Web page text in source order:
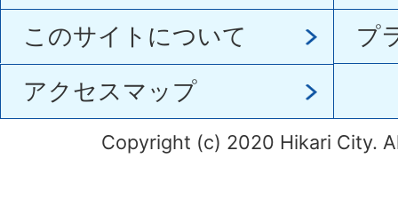
このサイトについて
プ
アクセスマップ
Copyright (c) 2020 Hikari City.